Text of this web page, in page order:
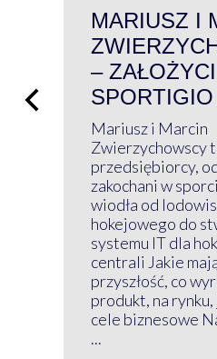
MARIUSZ I
–
SPORTIGIO
Mariusz i Marcin
Zwierzychowscy
przedsiębiorcy,
zakochani w
wiodła od
hokejowego do
systemu IT dla
centrali Jakie
przyszłość, co
produkt, na
cele biznesowe
...